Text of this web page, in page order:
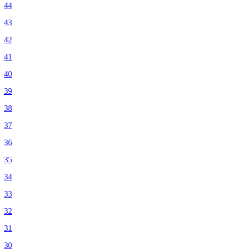
44
43
42
41
40
39
38
37
36
35
34
33
32
31
30